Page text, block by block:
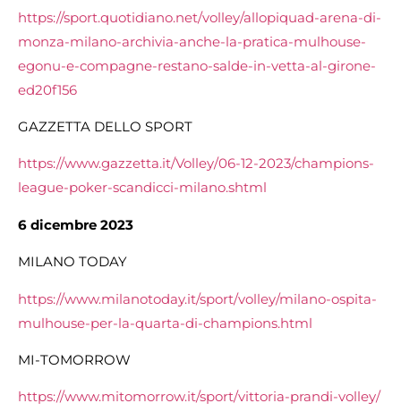
https://sport.quotidiano.net/volley/allopiquad-arena-di-
monza-milano-archivia-anche-la-pratica-mulhouse-
egonu-e-compagne-restano-salde-in-vetta-al-girone-
ed20f156
GAZZETTA DELLO SPORT
https://www.gazzetta.it/Volley/06-12-2023/champions-
league-poker-scandicci-milano.shtml
6 dicembre 2023
MILANO TODAY
https://www.milanotoday.it/sport/volley/milano-ospita-
mulhouse-per-la-quarta-di-champions.html
MI-TOMORROW
https://www.mitomorrow.it/sport/vittoria-prandi-volley/